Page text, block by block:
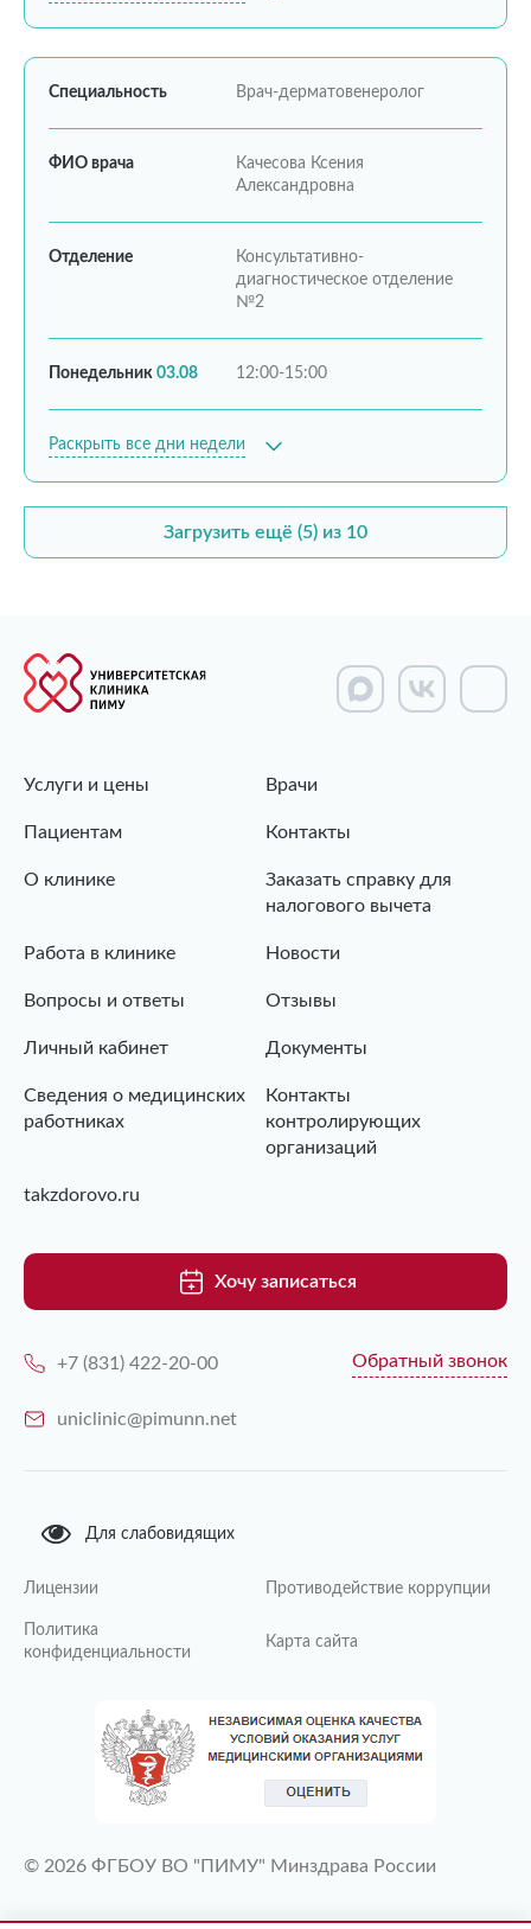
Специальность Врач-дерматовенеролог
ФИО врача
Качесова Ксения
Александровна
Отделение
Консультативно-
диагностическое отделение
№2
Понедельник 03.08 12:00-15:00
Раскрыть все дни недели
Загрузить ещё (5) из 10
Услуги и цены Врачи
Пациентам Контакты
О клинике
Заказать справку для
налогового вычета
Работа в клинике Новости
Вопросы и ответы Отзывы
Личный кабинет Документы
Сведения о медицинских
работниках
Контакты
контролирующих
организаций
takzdorovo.ru
Хочу записаться
+7 (831) 422-20-00 Обратный звонок
uniclinic@pimunn.net
Для слабовидящих
Лицензии Противодействие коррупции
Политика
конфиденциальности
Карта сайта
© 2026 ФГБОУ ВО "ПИМУ" Минздрава России